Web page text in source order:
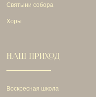
Святыни собора
Хоры
НАШ ПРИХОД
Воскресная школа